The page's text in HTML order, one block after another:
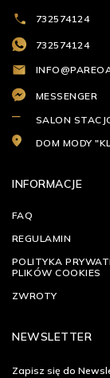
732574124
732574124
MESSENGER
SALON
DOM MODY
INFORMACJE
FAQ
REGULAMIN
POLITYKA
PLIKÓW COOKIES
ZWROTY
NEWSLETTER
Zapisz się do